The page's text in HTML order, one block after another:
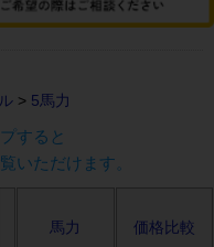
> 5馬力
すると
いただけます。
馬力 価格比較